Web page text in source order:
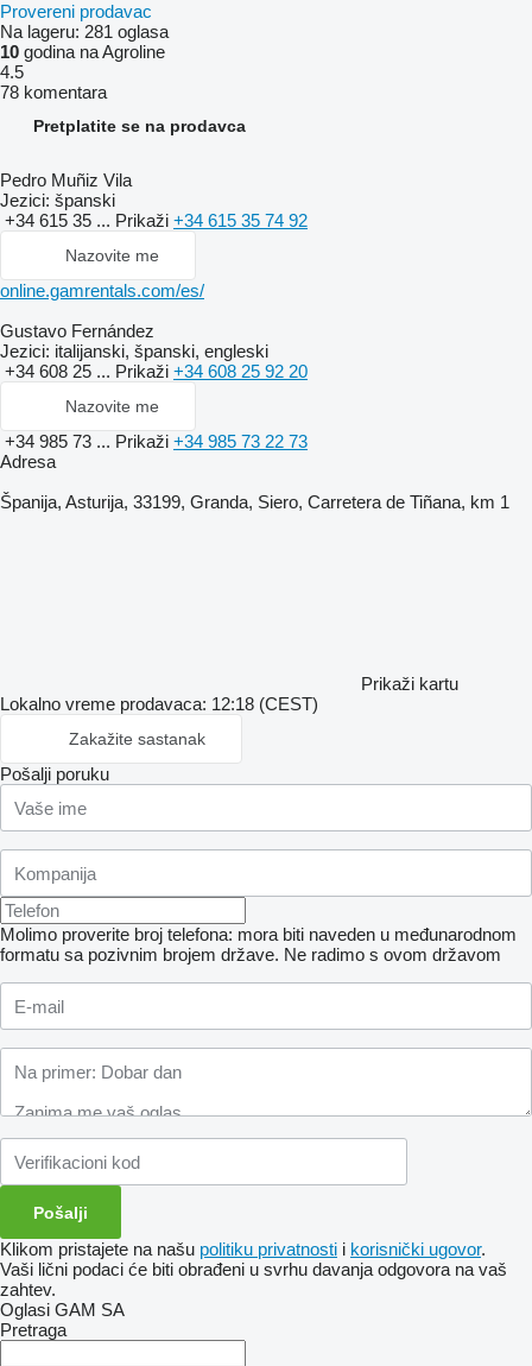
Provereni prodavac
Na lageru: 281 oglasa
10 godina na Agroline
4.5
78 komentara
Pretplatite se na prodavca
Pedro Muñiz Vila
Jezici: španski
+34 615 35 ... Prikaži +34 615 35 74 92
Nazovite me
online.gamrentals.com/es/
Gustavo Fernández
Jezici: italijanski, španski, engleski
+34 608 25 ... Prikaži +34 608 25 92 20
Nazovite me
+34 985 73 ... Prikaži +34 985 73 22 73
Adresa
Španija, Asturija, 33199, Granda, Siero, Carretera de Tiñana, km 1
Prikaži kartu
Lokalno vreme prodavaca: 12:18 (CEST)
Zakažite sastanak
Pošalji poruku
Molimo proverite broj telefona: mora biti naveden u međunarodnom
formatu sa pozivnim brojem države. Ne radimo s ovom državom
Klikom pristajete na našu politiku privatnosti i korisnički ugovor.
Vaši lični podaci će biti obrađeni u svrhu davanja odgovora na vaš
zahtev.
Oglasi GAM SA
Pretraga